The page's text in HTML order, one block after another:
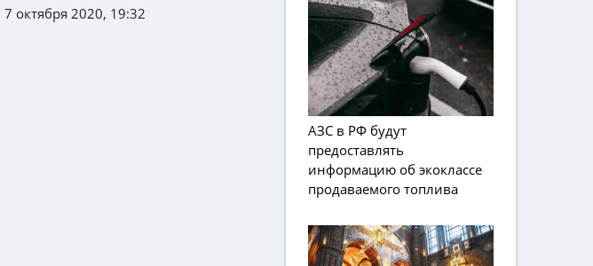
7 октября 2020, 19:32
АЗС в РФ будут
предоставлять
информацию об экоклассе
продаваемого топлива